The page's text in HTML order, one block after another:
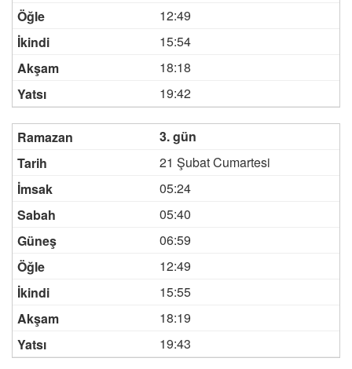
12:49
15:54
18:18
19:42
3. gün
21 Şubat Cumartesi
05:24
05:40
06:59
12:49
15:55
18:19
19:43